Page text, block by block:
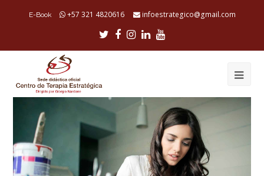
E-Book +57 321 4820616 infoestrategico@gmail.com
Twitter
Facebook
Instagram
LinkedIn
Youtube